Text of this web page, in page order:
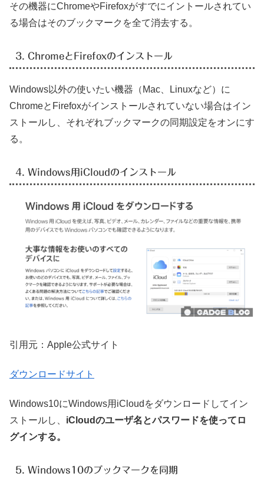
その機器にChromeやFirefoxがすでにイントールされてい
る場合はそのブックマークを全て消去する。
3. ChromeとFirefoxのインストール
Windows以外の使いたい機器（Mac、Linuxなど）に
ChromeとFirefoxがインストールされていない場合はイン
ストールし、それぞれブックマークの同期設定をオンにす
る。
4. Windows用iCloudのインストール
引用元：Apple公式サイト
ダウンロードサイト
Windows10にWindows用iCloudをダウンロードしてイン
ストールし、 iCloudのユーザ名とパスワードを使ってロ
グインする。
5. Windows10のブックマークを同期